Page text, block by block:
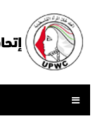
المحتوى